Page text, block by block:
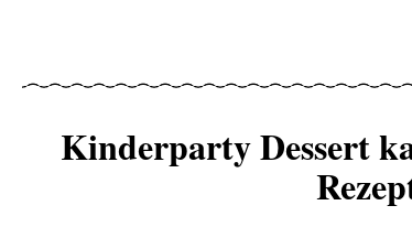
Kinderparty Dessert